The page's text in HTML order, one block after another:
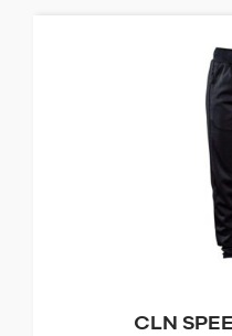
CLN